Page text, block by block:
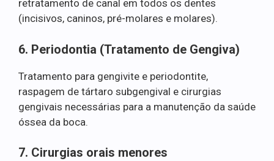
retratamento de canal em todos os dentes
(incisivos, caninos, pré-molares e molares).
6. Periodontia (Tratamento de Gengiva)
Tratamento para gengivite e periodontite,
raspagem de tártaro subgengival e cirurgias
gengivais necessárias para a manutenção da saúde
óssea da boca.
7. Cirurgias orais menores